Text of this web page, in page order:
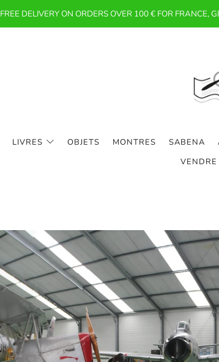
FREE DELIVERY ON ORDERS OVER 100 € FOR
LIVRES OBJETS MONTRES SABENA
VENDRE